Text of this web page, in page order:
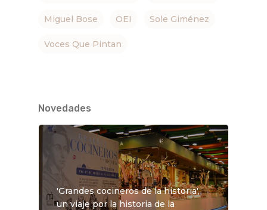
Miguel Bose OEI Sole Giménez
Voces Que Pintan
Novedades
'Grandes cocineros de la historia',
un viaje por la historia de la